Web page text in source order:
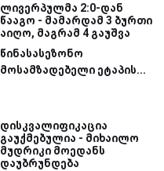
ლივერპულმა 2:0-დან
წააგო - მამარდამ 3 ბურთი
აიღო, მაგრამ 4 გაუშვა
წინასასეზონო
მოსამზადებელი ეტაპის...
დისკვალიფიკაცია
გაუქმებულია - მიხაილო
მუდრიკი მოედანს
დაუბრუნდება